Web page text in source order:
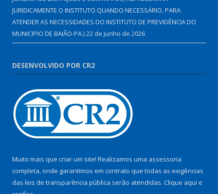
JURIDICAMENTE O INSTITUTO QUANDO NECESSÁRIO, PARA
ATENDER AS NECESSIDADES DO INSTITUTO DE PREVIDÊNCIA DO
MUNICIPIO DE BAIÃO-PA.)22 de junho de 2026
DESENVOLVIDO POR CR2
Muito mais que criar um site! Realizamos uma assessoria
completa, onde garantimos em contrato que todas as exigências
das leis de transparência pública serão atendidas. Clique aqui e